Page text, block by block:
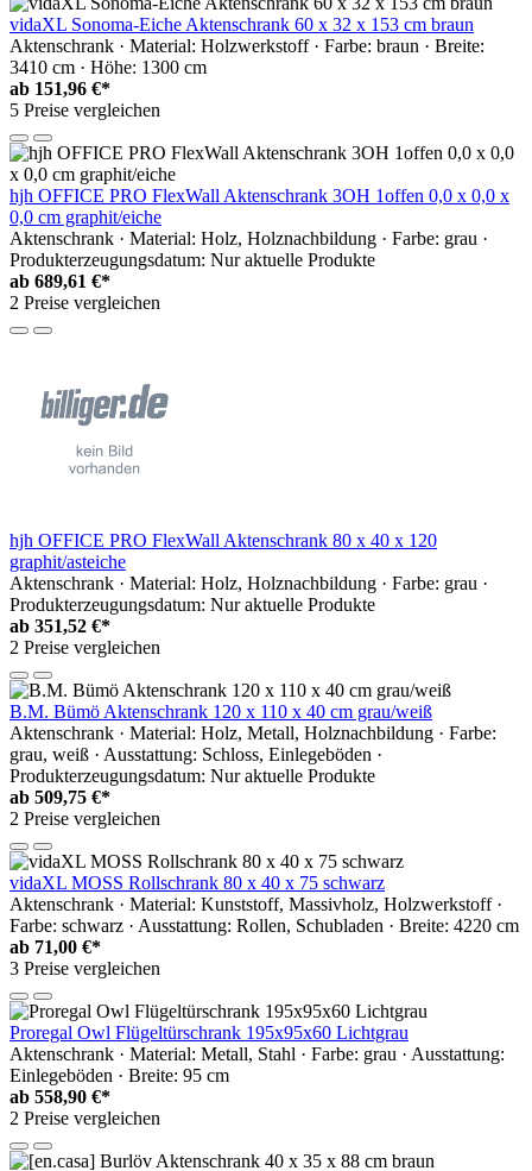
vidaXL Sonoma-Eiche Aktenschrank 60 x 32 x 153 cm braun
Aktenschrank · Material: Holzwerkstoff · Farbe: braun · Breite:
3410 cm · Höhe: 1300 cm
ab 151,96 €*
5 Preise vergleichen
hjh OFFICE PRO FlexWall Aktenschrank 3OH 1offen 0,0 x 0,0 x
0,0 cm graphit/eiche
Aktenschrank · Material: Holz, Holznachbildung · Farbe: grau ·
Produkterzeugungsdatum: Nur aktuelle Produkte
ab 689,61 €*
2 Preise vergleichen
hjh OFFICE PRO FlexWall Aktenschrank 80 x 40 x 120
graphit/asteiche
Aktenschrank · Material: Holz, Holznachbildung · Farbe: grau ·
Produkterzeugungsdatum: Nur aktuelle Produkte
ab 351,52 €*
2 Preise vergleichen
B.M. Bümö Aktenschrank 120 x 110 x 40 cm grau/weiß
Aktenschrank · Material: Holz, Metall, Holznachbildung · Farbe:
grau, weiß · Ausstattung: Schloss, Einlegeböden ·
Produkterzeugungsdatum: Nur aktuelle Produkte
ab 509,75 €*
2 Preise vergleichen
vidaXL MOSS Rollschrank 80 x 40 x 75 schwarz
Aktenschrank · Material: Kunststoff, Massivholz, Holzwerkstoff ·
Farbe: schwarz · Ausstattung: Rollen, Schubladen · Breite: 4220 cm
ab 71,00 €*
3 Preise vergleichen
Proregal Owl Flügeltürschrank 195x95x60 Lichtgrau
Aktenschrank · Material: Metall, Stahl · Farbe: grau · Ausstattung:
Einlegeböden · Breite: 95 cm
ab 558,90 €*
2 Preise vergleichen